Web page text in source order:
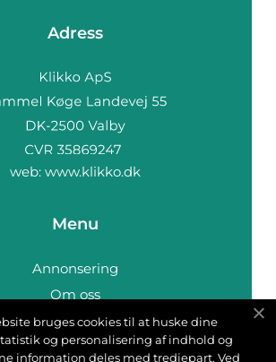
Adress
web: www.klikko.dk
Menu
Annonsering
Om oss
Cookies
Kontakta oss
bruges cookies til at huske dine
og personalisering af indhold og
information deles med tredjepart. Ved